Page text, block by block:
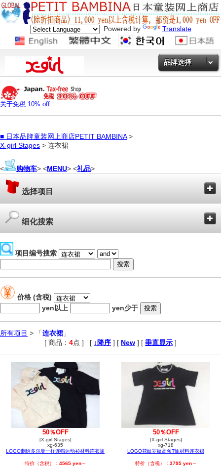
Powered by Translate
品牌选择
关于免税 10% off
■ 日本品牌童装网上商店PETIT BAMBINA>
X-girl Stages > 连衣裙
< 购物车> <MENU> <礼品>
选择项目
细化搜索
项目编号搜索
价格 (含税)
yen以上
yen少于
所有项目 > 「连衣裙 」
[ 商品： 4点 ] [ ↓降序 ] [ New ] [ 垂直显示 ]
50％OFF
[X-girl Stages]
xg-635
LOGO刺绣多尔曼一样连帽运动衫材料连衣裙
特价（含税）： 4565 yen～
50％OFF
[X-girl Stages]
xg-718
LOGO花纹罗纹高领T恤材料连衣裙
特价（含税）： 3795 yen～